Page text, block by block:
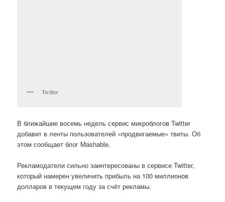
Twitter
В ближайшие восемь недель сервис микроблогов Twitter
добавит в ленты пользователей «продвигаемые» твиты. Об
этом сообщает блог Mashable.
Рекламодатели сильно заинтересованы в сервисе Twitter,
который намерен увеличить прибыль на 100 миллионов
долларов в текущем году за счёт рекламы.